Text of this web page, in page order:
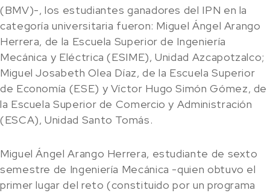
(BMV)-, los estudiantes ganadores del IPN en la
categoría universitaria fueron: Miguel Ángel Arango
Herrera, de la Escuela Superior de Ingeniería
Mecánica y Eléctrica (ESIME), Unidad Azcapotzalco;
Miguel Josabeth Olea Díaz, de la Escuela Superior
de Economía (ESE) y Víctor Hugo Simón Gómez, de
la Escuela Superior de Comercio y Administración
(ESCA), Unidad Santo Tomás.
Miguel Ángel Arango Herrera, estudiante de sexto
semestre de Ingeniería Mecánica -quien obtuvo el
primer lugar del reto (constituido por un programa